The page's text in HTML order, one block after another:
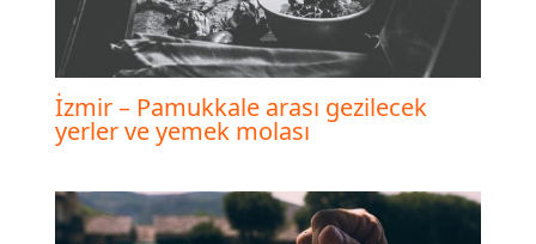
İzmir – Pamukkale arası gezilecek
yerler ve yemek molası